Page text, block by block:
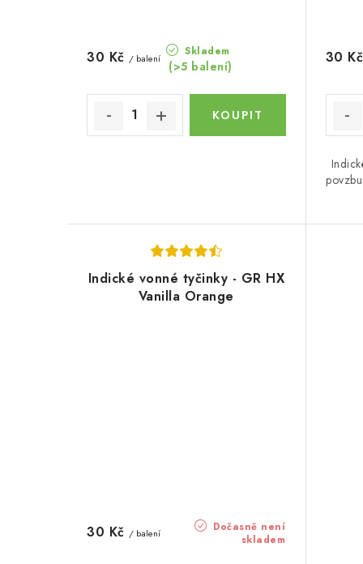
Skladem
(>5 balení)
30 Kč / balení 30 Kč
Indické vonné tyčinky - GR HX
Vanilla Orange
Dočasně není
skladem
30 Kč / balení